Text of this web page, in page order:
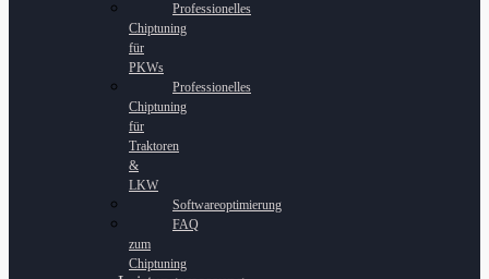
Professionelles
Chiptuning
für
PKWs
Professionelles
Chiptuning
für
Traktoren
&
LKW
Softwareoptimierung
FAQ
zum
Chiptuning